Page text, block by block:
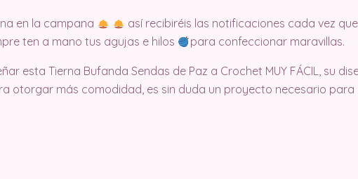
en la campana
así recibiréis las notificaciones cada vez
ten a mano tus agujas e hilos
para confeccionar maravillas.
esta Tierna Bufanda Sendas de Paz a Crochet MUY FÁCIL, su
otorgar más comodidad, es sin duda un proyecto necesario para